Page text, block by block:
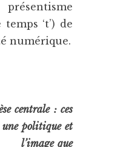
‘t’) de
numérique.
centrale : ces
politique et
que